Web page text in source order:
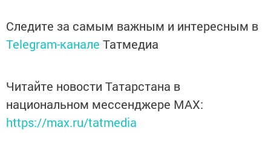
Следите за самым важным и интересным в
Telegram-канале Татмедиа
Читайте новости Татарстана в
национальном мессенджере MАХ:
https://max.ru/tatmedia